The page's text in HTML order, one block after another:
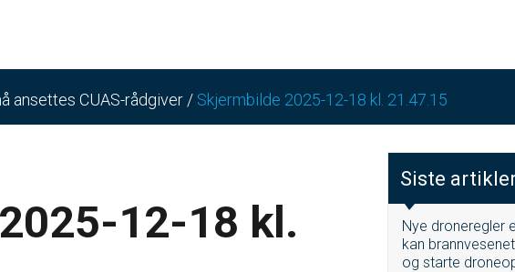
ansettes CUAS-rådgiver / Skjermbilde 2025-12-18 kl. 21.47.15
12-18 kl.
Siste
Nye droneregler
kan
og starte